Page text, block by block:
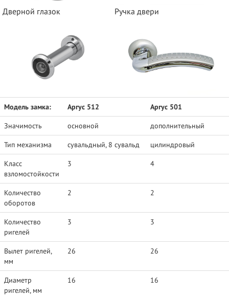
Дверной глазок Ручка двери
Модель замка: Аргус 512 Аргус 501
Значимость основной дополнительный
Тип механизма сувальдный, 8 сувальд цилиндровый
Класс
взломостойкости
3 4
Количество
оборотов
2 2
Количество
ригелей
3 3
Вылет ригелей,
мм
26 26
Диаметр
ригелей, мм
16 16